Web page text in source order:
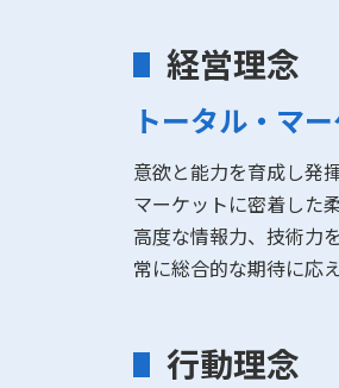
経営理念
トータル・マ
意欲と能力を育成し発
マーケットに密着した
高度な情報力、技術力
常に総合的な期待に応
行動理念